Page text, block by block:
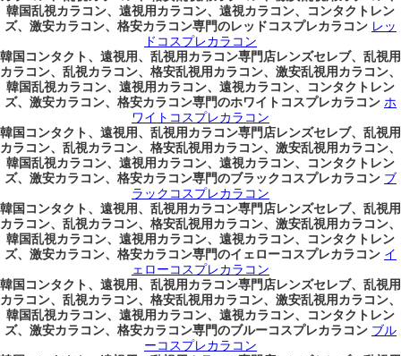
韓国乱視カラコン、遠視用カラコン、遠視カラコン、コンタクトレン
ズ、激安カラコン、格安カラコン専門のレッドコスプレカラコン レッ
ドコスプレカラコン
韓国コンタクト、遠視用、乱視用カラコン専門店レンズセレブ、乱視用
カラコン、乱視カラコン、格安乱視用カラコン、激安乱視用カラコン、
韓国乱視カラコン、遠視用カラコン、遠視カラコン、コンタクトレン
ズ、激安カラコン、格安カラコン専門のホワイトコスプレカラコン ホ
ワイトコスプレカラコン
韓国コンタクト、遠視用、乱視用カラコン専門店レンズセレブ、乱視用
カラコン、乱視カラコン、格安乱視用カラコン、激安乱視用カラコン、
韓国乱視カラコン、遠視用カラコン、遠視カラコン、コンタクトレン
ズ、激安カラコン、格安カラコン専門のブラックコスプレカラコン ブ
ラックコスプレカラコン
韓国コンタクト、遠視用、乱視用カラコン専門店レンズセレブ、乱視用
カラコン、乱視カラコン、格安乱視用カラコン、激安乱視用カラコン、
韓国乱視カラコン、遠視用カラコン、遠視カラコン、コンタクトレン
ズ、激安カラコン、格安カラコン専門のイェローコスプレカラコン イ
ェローコスプレカラコン
韓国コンタクト、遠視用、乱視用カラコン専門店レンズセレブ、乱視用
カラコン、乱視カラコン、格安乱視用カラコン、激安乱視用カラコン、
韓国乱視カラコン、遠視用カラコン、遠視カラコン、コンタクトレン
ズ、激安カラコン、格安カラコン専門のブルーコスプレカラコン ブル
ーコスプレカラコン